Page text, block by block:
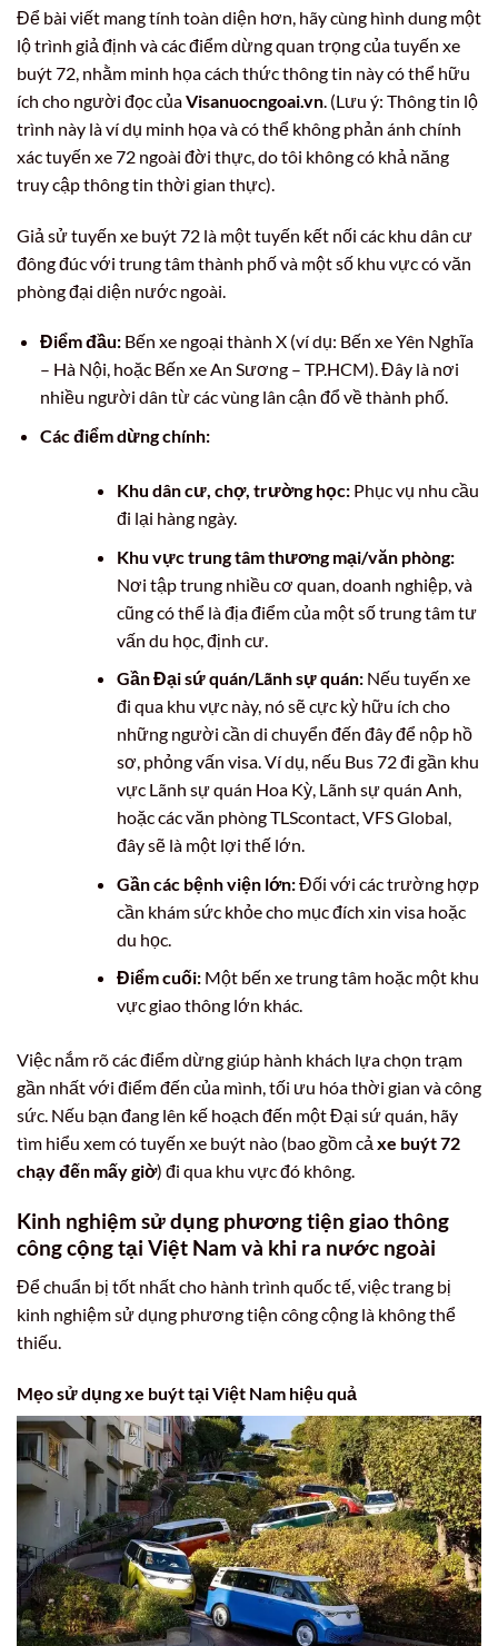
Để bài viết mang tính toàn diện hơn, hãy cùng hình dung một
lộ trình giả định và các điểm dừng quan trọng của tuyến xe
buýt 72, nhằm minh họa cách thức thông tin này có thể hữu
ích cho người đọc củaVisanuocngoai.vn . (Lưu ý: Thông tin lộ
trình này là ví dụ minh họa và có thể không phản ánh chính
xác tuyến xe 72 ngoài đời thực, do tôi không có khả năng
truy cập thông tin thời gian thực).
Giả sử tuyến xe buýt 72 là một tuyến kết nối các khu dân cư
đông đúc với trung tâm thành phố và một số khu vực có văn
phòng đại diện nước ngoài.
Điểm đầu:Bến xe ngoại thành X (ví dụ: Bến xe Yên Nghĩa
– Hà Nội, hoặc Bến xe An Sương – TP.HCM). Đây là nơi
nhiều người dân từ các vùng lân cận đổ về thành phố.
Các điểm dừng chính:
Khu dân cư, chợ, trường học:Phục vụ nhu cầu
đi lại hàng ngày.
Khu vực trung tâm thương mại/văn phòng:
Nơi tập trung nhiều cơ quan, doanh nghiệp, và
cũng có thể là địa điểm của một số trung tâm tư
vấn du học, định cư.
Gần Đại sứ quán/Lãnh sự quán:Nếu tuyến xe
đi qua khu vực này, nó sẽ cực kỳ hữu ích cho
những người cần di chuyển đến đây để nộp hồ
sơ, phỏng vấn visa. Ví dụ, nếu Bus 72 đi gần khu
vực Lãnh sự quán Hoa Kỳ, Lãnh sự quán Anh,
hoặc các văn phòng TLScontact, VFS Global,
đây sẽ là một lợi thế lớn.
Gần các bệnh viện lớn:Đối với các trường hợp
cần khám sức khỏe cho mục đích xin visa hoặc
du học.
Điểm cuối:Một bến xe trung tâm hoặc một khu
vực giao thông lớn khác.
Việc nắm rõ các điểm dừng giúp hành khách lựa chọn trạm
gần nhất với điểm đến của mình, tối ưu hóa thời gian và công
sức. Nếu bạn đang lên kế hoạch đến một Đại sứ quán, hãy
tìm hiểu xem có tuyến xe buýt nào (bao gồm cả xe buýt 72
chạy đến mấy giờ) đi qua khu vực đó không.
Kinh nghiệm sử dụng phương tiện giao thông
công cộng tại Việt Nam và khi ra nước ngoài
Để chuẩn bị tốt nhất cho hành trình quốc tế, việc trang bị
kinh nghiệm sử dụng phương tiện công cộng là không thể
thiếu.
Mẹo sử dụng xe buýt tại Việt Nam hiệu quả